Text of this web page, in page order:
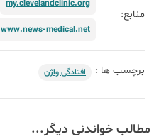
منابع:
my.clevelandclinic.org
www.news-medical.net
برچسب ها : افتادگی واژن
مطالب خواندنی دیگر...